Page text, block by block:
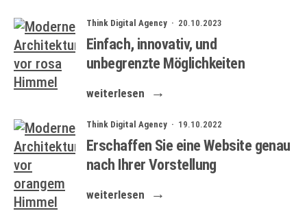
Think Digital Agency · 20.10.2023
Einfach, innovativ, und
unbegrenzte Möglichkeiten
weiterlesen
Think Digital Agency · 19.10.2022
Erschaffen Sie eine Website genau
nach Ihrer Vorstellung
weiterlesen